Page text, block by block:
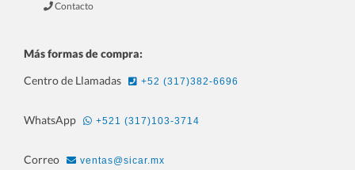
6.- 20 Razones Para USAR SICAR en
Contacto
Más formas de compra:
Centro de Llamadas
+52 (317)382-6696
WhatsApp +521 (317)103-3714
Correo ventas@sicar.mx